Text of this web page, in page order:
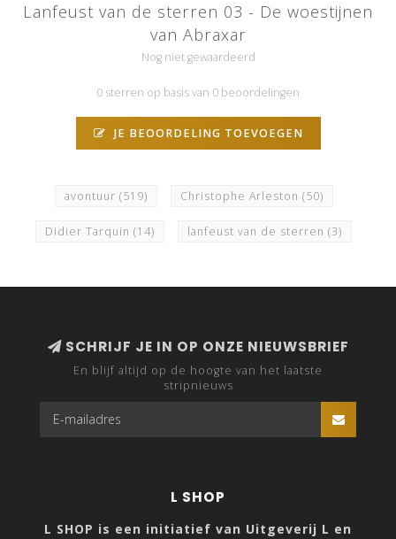
Lanfeust van de sterren 03 - De woestijnen
van Abraxar
Nog niet gewaardeerd
0 sterren op basis van 0 beoordelingen
JE BEOORDELING TOEVOEGEN
avontuur (519) Christophe Arleston (50)
Didier Tarquin (14) lanfeust van de sterren (3)
SCHRIJF JE IN OP ONZE NIEUWSBRIEF
En blijf altijd op de hoogte van het laatste
stripnieuws
L SHOP
L SHOP is een initiatief van Uitgeverij L en